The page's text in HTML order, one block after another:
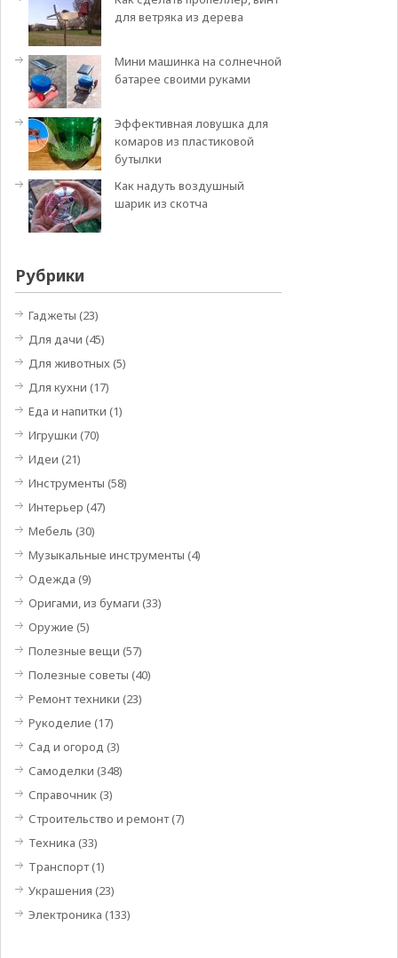
для ветряка из дерева
Мини машинка на солнечной
батарее своими руками
Эффективная ловушка для
комаров из пластиковой
бутылки
Как надуть воздушный
шарик из скотча
Рубрики
Гаджеты (23)
Для дачи (45)
Для животных(5)
Для кухни (17)
Еда и напитки (1)
Игрушки (70)
Идеи (21)
Инструменты (58)
Интерьер (47)
Мебель (30)
Музыкальные инструменты (4)
Одежда (9)
Оригами, из бумаги (33)
Оружие (5)
Полезные вещи (57)
Полезные советы (40)
Ремонт техники (23)
Рукоделие (17)
Сад и огород (3)
Самоделки (348)
Справочник(3)
Строительство и ремонт(7)
Техника (33)
Транспорт(1)
Украшения (23)
Электроника (133)